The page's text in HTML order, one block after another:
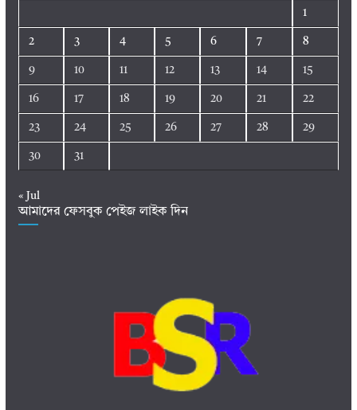
1
2 3 4 5 6 7 8
9 10 11 12 13 14 15
16 17 18 19 20 21 22
23 24 25 26 27 28 29
30 31
« Jul
আমাদের ফেসবুক পেইজ লাইক দিন